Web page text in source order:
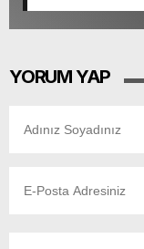
YORUM YAP